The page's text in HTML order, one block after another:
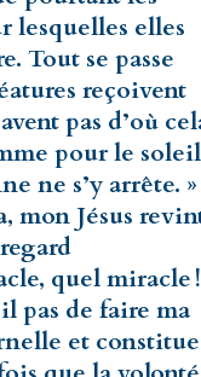
lesquelles elles
Tout se passe
reçoivent
pas d’où
pour le soleil
ne s’y arrête. »
mon Jésus
quel miracle !
pas de faire ma
et constitue